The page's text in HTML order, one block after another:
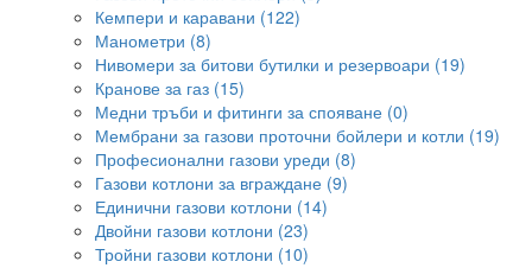
Кемпери и каравани (122)
Манометри (8)
Нивомери за битови бутилки и резервоари (19)
Кранове за газ (15)
Медни тръби и фитинги за спояване (0)
Мембрани за газови проточни бойлери и котли (19)
Професионални газови уреди (8)
Газови котлони за вграждане (9)
Единични газови котлони (14)
Двойни газови котлони (23)
Тройни газови котлони (10)